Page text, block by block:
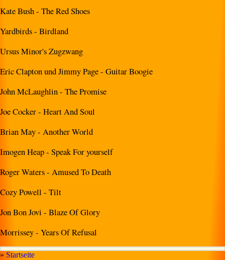
Kate Bush - The Red Shoes
Yardbirds - Birdland
Ursus Minor's Zugzwang
Eric Clapton und Jimmy Page - Guitar Boogie
John McLaughlin - The Promise
Joe Cocker - Heart And Soul
Brian May - Another World
Imogen Heap - Speak For yourself
Roger Waters - Amused To Death
Cozy Powell - Tilt
Jon Bon Jovi - Blaze Of Glory
Morrissey - Years Of Refusal
» Startseite